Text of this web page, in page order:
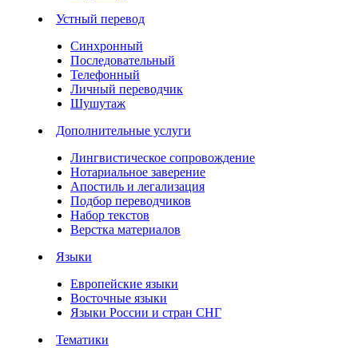
Устный перевод
Синхронный
Последовательный
Телефонный
Личный переводчик
Шушутаж
Дополнительные услуги
Лингвистическое сопровождение
Нотариальное заверение
Апостиль и легализация
Подбор переводчиков
Набор текстов
Верстка материалов
Языки
Европейские языки
Восточные языки
Языки России и стран СНГ
Тематики